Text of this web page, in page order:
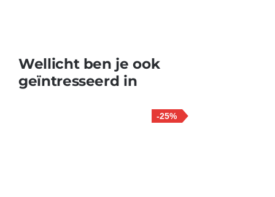
Wellicht ben je ook
geïntresseerd in
-25%